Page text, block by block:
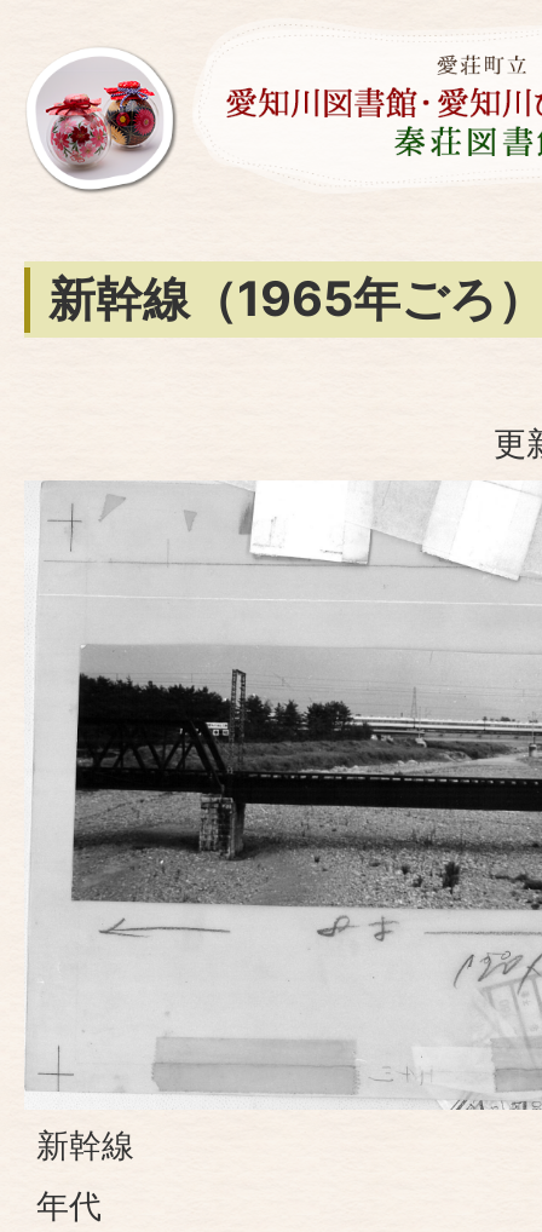
新幹線（1965年ごろ
更
新幹線
年代